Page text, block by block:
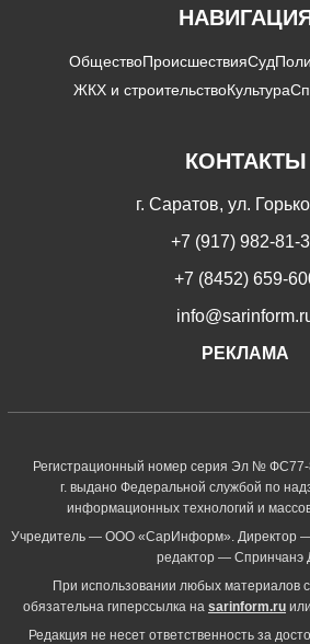
ОбществоПроисшествияСуд
ЖКХ и строительствоКультура
КОНТАКТЫ
г. Саратов, ул.
+7 (917) 982-81-
+7 (8452) 659-
РЕКЛАМА
Регистрационный номер серия Эл №
г. выдано Федеральной службой по
информационных технологий и
Учредитель — ООО «СарИнформ». Директор
редактор — Спринчанэ
При использовании любых материалов
обязательна гиперссылка на sarinform.ru
Редакция не несет ответственность за